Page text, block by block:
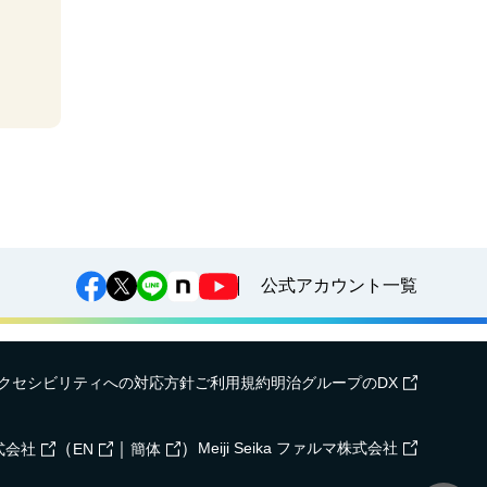
公式アカウント一覧
セシビリティへの対応方針ご利用規約明治グループのDX
会社 （EN 簡体 ） Meiji Seika ファルマ株式会社